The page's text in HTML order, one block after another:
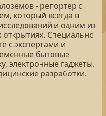
- репортер с
который всегда в
и одним из
Специально
с экспертами и
бытовые
электронные гаджеты,
разработки.